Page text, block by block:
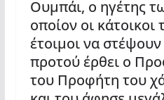
Ουμπάι, ο ηγέτης
οποίον οι
έτοιμοι να
προτού έρθει ο
του Προφήτη του